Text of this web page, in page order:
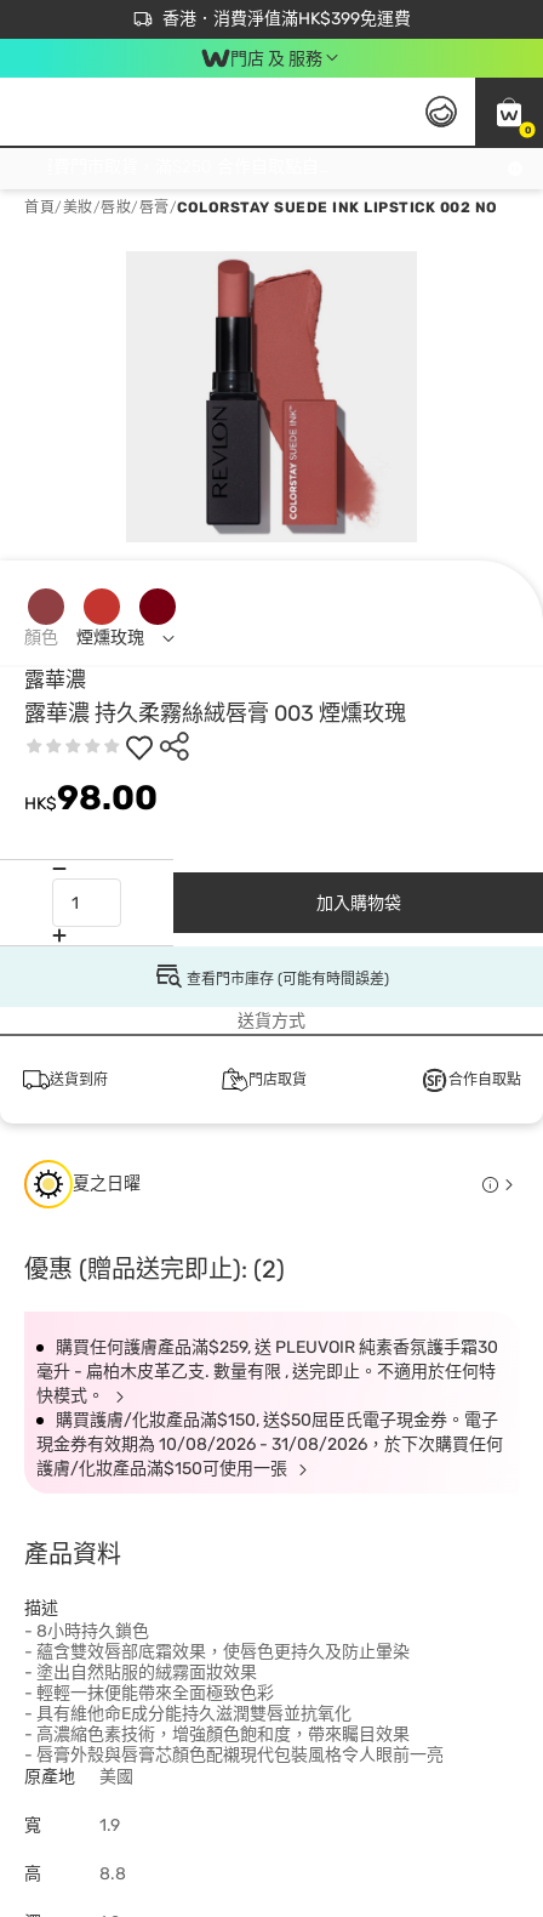
香港．消費淨值滿HK$399免運費
立即成為易賞錢會員盡享獨家優惠
首次APP下單買滿$450 輸入 NEWAPP 即減$50
門店 及 服務
0
首頁/美妝/唇妝/唇膏/COLORSTAY SUEDE INK LIPSTICK 002 NO
露華濃
露華濃 持久柔霧絲絨唇膏 003 煙燻玫瑰
HK$98.00
顏色 煙燻玫瑰
加入購物袋
查看門市庫存 (可能有時間誤差)
送貨方式
送貨到府 門店取貨 合作自取點
夏之日曜
優惠 (贈品送完即止): (2)
購買任何護膚產品滿$259, 送 PLEUVOIR 純素香氛護手霜30
毫升 - 扁柏木皮革乙支. 數量有限 , 送完即止。不適用於任何特
快模式。
購買護膚/化妝產品滿$150, 送$50屈臣氏電子現金券。電子
現金券有效期為 10/08/2026 - 31/08/2026，於下次購買任何
護膚/化妝產品滿$150可使用一張
產品資料
描述
- 8小時持久鎖色
- 蘊含雙效唇部底霜效果，使唇色更持久及防止暈染
- 塗出自然貼服的絨霧面妝效果
- 輕輕一抹便能帶來全面極致色彩
- 具有維他命E成分能持久滋潤雙唇並抗氧化
- 高濃縮色素技術，增強顏色飽和度，帶來矚目效果
- 唇膏外殼與唇膏芯顏色配襯現代包裝風格令人眼前一亮
原產地
美國
寬 1.9
高 8.8